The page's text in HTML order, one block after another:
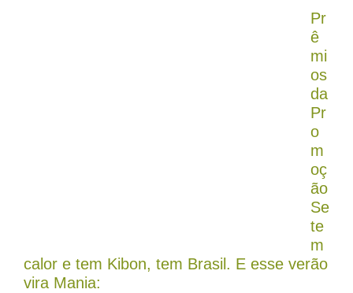
Pr
ê
mi
os
da
Pr
o
m
oç
ão
Se
te
m
calor e tem Kibon, tem Brasil. E esse verão
vira Mania: